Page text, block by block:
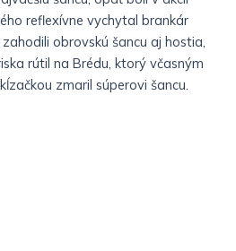
reflexívne vychytal brankár
obrovskú šancu aj hostia,
rútil na Brédu, ktorý včasným
zmaril súperovi šancu.